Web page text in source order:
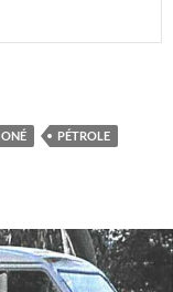
ONÉ
PÉTROLE